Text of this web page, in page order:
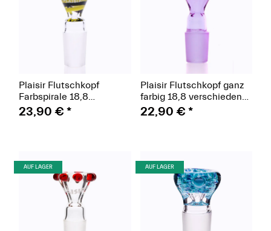
Plaisir Flutschkopf
Farbspirale 18,8
verschiedene Farben
23,90 € *
Plaisir Flutschkopf ganz
farbig 18,8 verschiedene
Farben
22,90 € *
AUF LAGER (Paket) AUF LAGER